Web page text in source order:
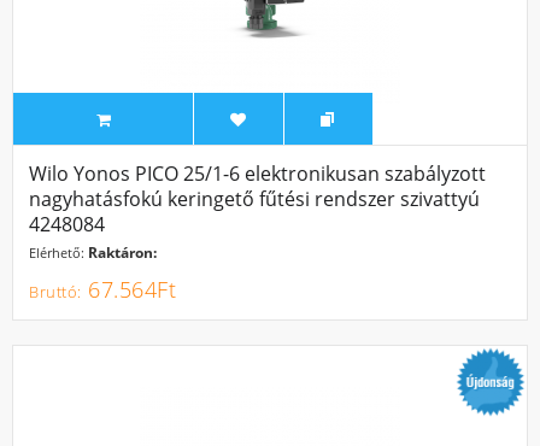
Wilo Yonos PICO 25/1-6 elektronikusan szabályzott
nagyhatásfokú keringető fűtési rendszer szivattyú
4248084
Elérhető: Raktáron:
67.564Ft